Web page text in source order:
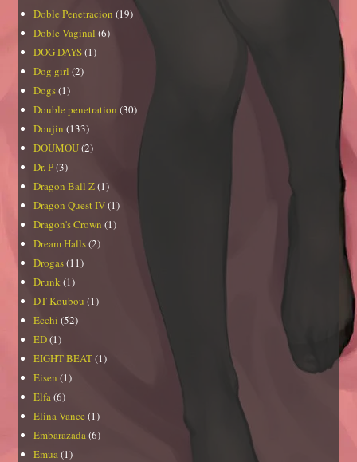
Doble Penetracion (19)
Doble Vaginal (6)
DOG DAYS(1)
Dog girl (2)
Dogs(1)
Double penetration (30)
Doujin (133)
DOUMOU(2)
Dr. P(3)
Dragon Ball Z(1)
Dragon Quest IV(1)
Dragon's Crown (1)
Dream Halls(2)
Drogas(11)
Drunk (1)
DT Koubou (1)
Ecchi (52)
ED(1)
EIGHT BEAT(1)
Eisen (1)
Elfa (6)
Elina Vance (1)
Embarazada (6)
Emua (1)